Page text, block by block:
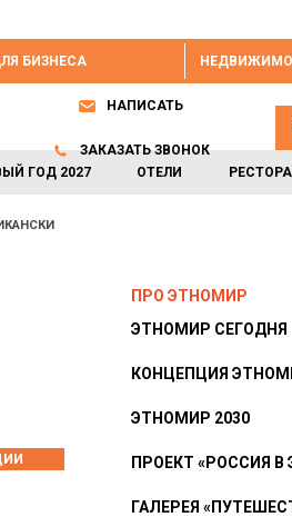
БИЗНЕСА
ГОД 2027 ОТЕЛИ
НАПИСАТЬ
ЗАКАЗАТЬ ЗВОНОК
ПРО ЭТНОМИР
ЭТНОМИР СЕГОДНЯ
КОНЦЕПЦИЯ
ЭТНОМИР 2030
ПРОЕКТ «РОССИЯ
ГАЛЕРЕЯ